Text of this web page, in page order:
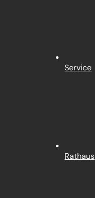
Service
Rathaus